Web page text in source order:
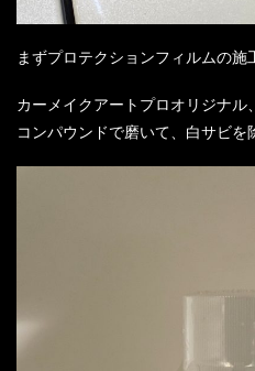
まずプロテクションフィルムの施
カーメイクアートプロオリジナ
コンパウンドで磨いて、白サビを